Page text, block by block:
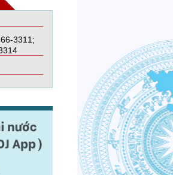
3311;